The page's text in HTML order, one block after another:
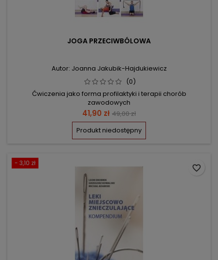
JOGA PRZECIWBÓLOWA
Autor: Joanna Jakubik-Hajdukiewicz
(0)
Ćwiczenia jako forma profilaktyki i terapii chorób
zawodowych
Cena
41,90 zł Cena
podstawowa
49,00 zł
Produkt niedostępny
- 3,10 zł
favorite_border